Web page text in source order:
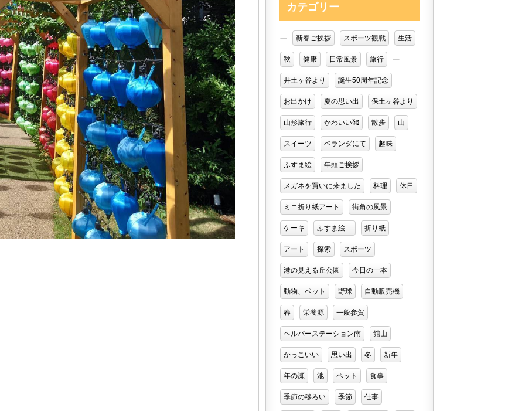
カテゴリー
新春ご挨拶 スポーツ観戦 生活
秋 健康 日常風景 旅行
井土ヶ谷より 誕生50周年記念
お出かけ 夏の思い出 保土ヶ谷より
山形旅行 かわいい🥰 散歩 山
スイーツ ベランダにて 趣味
ふすま絵 年頭ご挨拶
メガネを買いに来ました 料理 休日
ミニ折り紙アート 街角の風景
ケーキ ふすま絵 折り紙
アート 探索 スポーツ
港の見える丘公園 今日の一本
動物、ペット 野球 自動販売機
春 栄養源 一般参賀
ヘルパーステーション南 館山
かっこいい 思い出 冬 新年
年の瀬 池 ペット 食事
季節の移ろい 季節 仕事